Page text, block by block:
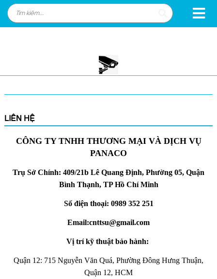
LIÊN HỆ
CÔNG TY TNHH THƯƠNG MẠI VÀ DỊCH VỤ
PANACO
Trụ Sở Chính: 409/21b Lê Quang Định, Phường 05, Quận
Bình Thạnh, TP Hồ Chí Minh
Số điện thoại: 0989 352 251
Email:cnttsu@gmail.com
Vị trí kỹ thuật bảo hành:
Quận 12: 715 Nguyễn Văn Quá, Phường Đông Hưng Thuận,
Quận 12, HCM